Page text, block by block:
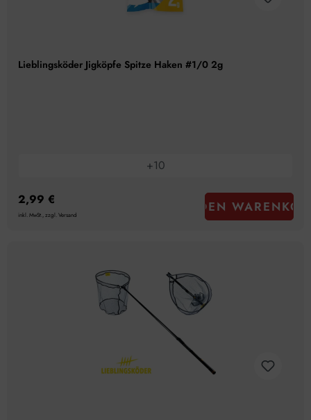
Lieblingsköder Jigköpfe Spitze Haken #1/0 2g
+10
2,99 €
inkl. MwSt., zzgl. Versand IN DEN